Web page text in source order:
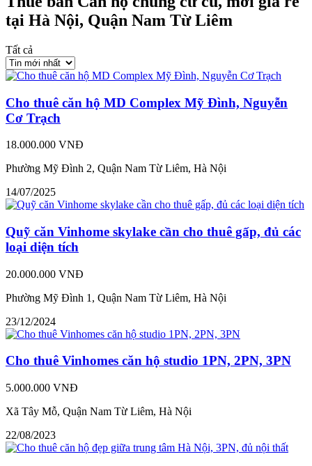
tại Hà Nội, Quận Nam Từ Liêm
Tất cả
Cho thuê căn hộ MD Complex Mỹ Đình, Nguyễn
Cơ Trạch
18.000.000 VNĐ
Phường Mỹ Đình 2, Quận Nam Từ Liêm, Hà Nội
14/07/2025
Quỹ căn Vinhome skylake cần cho thuê gấp, đủ các
loại diện tích
20.000.000 VNĐ
Phường Mỹ Đình 1, Quận Nam Từ Liêm, Hà Nội
23/12/2024
Cho thuê Vinhomes căn hộ studio 1PN, 2PN, 3PN
5.000.000 VNĐ
Xã Tây Mỗ, Quận Nam Từ Liêm, Hà Nội
22/08/2023